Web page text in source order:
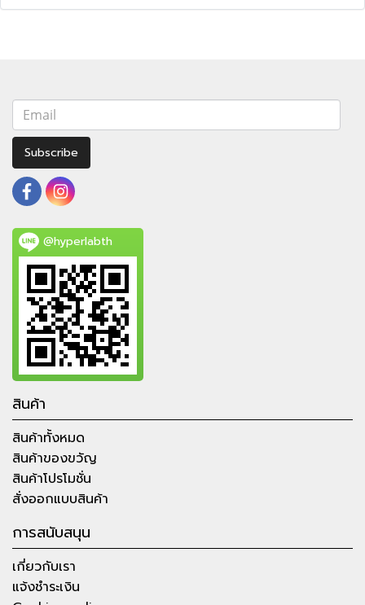
Subscribe
@hyperlabth
สินค้า
สินค้าทั้งหมด
สินค้าของขวัญ
สินค้าโปรโมชั่น
สั่งออกแบบสินค้า
การสนับสนุน
เกี่ยวกับเรา
แจ้งชำระเงิน